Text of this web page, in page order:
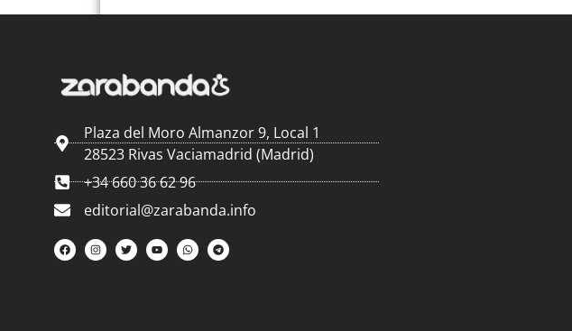
Plaza del Moro Almanzor 9, Local 1
28523 Rivas Vaciamadrid (Madrid)
+34 660 36 62 96
editorial@zarabanda.info